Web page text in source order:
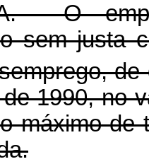
O
sem justa
1990, no
máximo de